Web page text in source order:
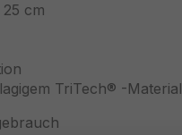
cm
TriTech® -Material